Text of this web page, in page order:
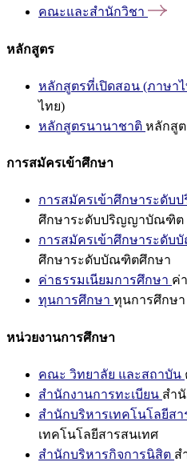
คณะและสำนักวิชา
หลักสูตร
หลักสูตรที่เปิดสอน (ภาษา
ไทย)
หลักสูตรนานาชาติ หลักสู
การสมัครเข้าศึกษา
การสมัครเข้าศึกษาระดั
ศึกษาระดับปริญญาบัณฑิต
การสมัครเข้าศึกษาระดับ
ศึกษาระดับบัณฑิตศึกษา
ค่าธรรมเนียมการศึกษา ค่
ทุนการศึกษา ทุนการศึกษา
หน่วยงานการศึกษา
คณะ วิทยาลัย และสถาบัน
สำนักงานการทะเบียน สำ
สำนักบริหารเทคโนโลยีสา
เทคโนโลยีสารสนเทศ
สำนักบริหารกิจการนิสิต ส